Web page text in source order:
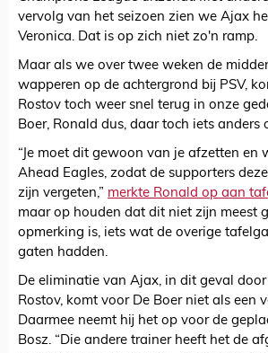
vervolg van het seizoen zien we Ajax
Veronica. Dat is op zich niet zo'n ramp.
Maar als we over twee weken de
wapperen op de achtergrond bij PSV,
Rostov toch weer snel terug in onze
Boer, Ronald dus, daar toch iets anders
“Je moet dit gewoon van je afzetten en
Ahead Eagles, zodat de supporters
zijn vergeten,” merkte Ronald op aan
maar op houden dat dit niet zijn meest
opmerking is, iets wat de overige
gaten hadden.
De eliminatie van Ajax, in dit geval door
Rostov, komt voor De Boer niet als een
Daarmee neemt hij het op voor de
Bosz. “Die andere trainer heeft het de